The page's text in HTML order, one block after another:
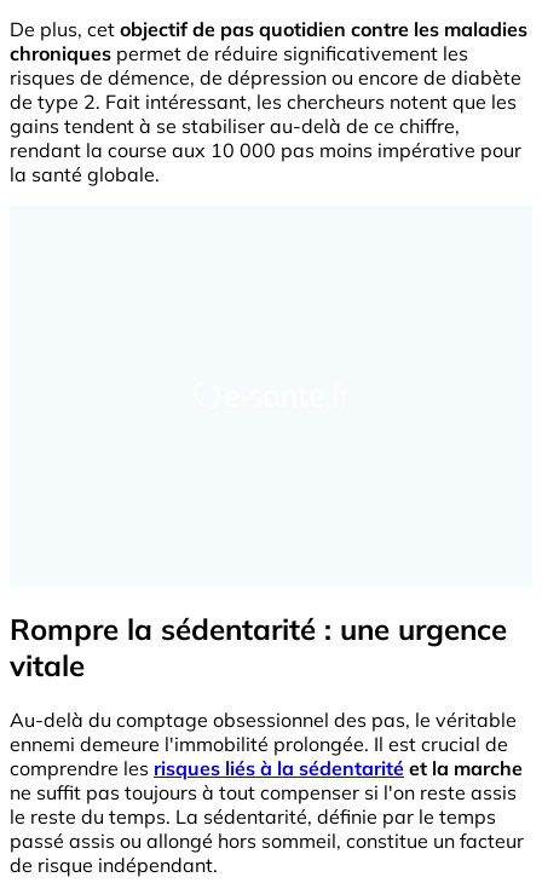
De plus, cet objectif de pas quotidien contre les maladies
chroniques permet de réduire significativement les
risques de démence, de dépression ou encore de diabète
de type 2. Fait intéressant, les chercheurs notent que les
gains tendent à se stabiliser au-delà de ce chiffre,
rendant la course aux 10 000 pas moins impérative pour
la santé globale.
Rompre la sédentarité : une urgence
vitale
Au-delà du comptage obsessionnel des pas, le véritable
ennemi demeure l'immobilité prolongée. Il est crucial de
comprendre les risques liés à la sédentarité et la marche
ne suffit pas toujours à tout compenser si l'on reste assis
le reste du temps. La sédentarité, définie par le temps
passé assis ou allongé hors sommeil, constitue un facteur
de risque indépendant.